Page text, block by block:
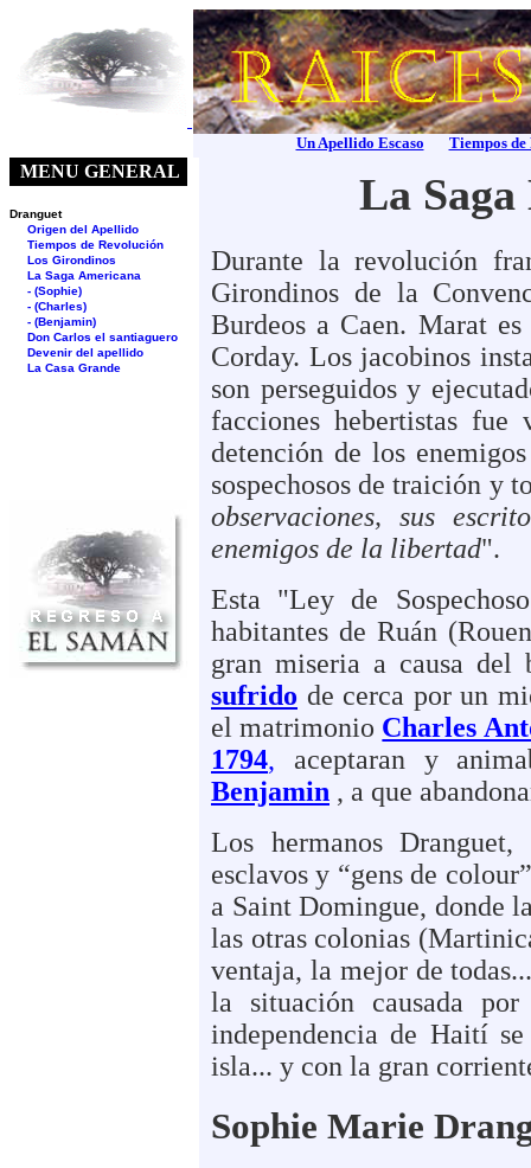
Un Apellido Escaso Tiempos
La
Durante la revolución
Girondinos de la
Burdeos a Caen. Marat
Corday. Los jacobinos
son perseguidos y
facciones hebertistas fue
detención de los
sospechosos de traición y
observaciones, sus
enemigos de la libertad".
Esta "Ley de
habitantes de Ruán
gran miseria a causa
sufrido de cerca por un
el matrimonio Charles
1794, aceptaran y
Benjamin , a que
Los hermanos
esclavos y “gens de
a Saint Domingue, donde
las otras colonias
ventaja, la mejor de
la situación causada
independencia de Haití
isla... y con la gran
Sophie Marie